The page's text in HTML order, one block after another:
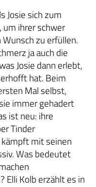
Josie sich zum
um ihrer schwer
zu erfüllen.
ja auch die
Josie dann erlebt,
hat. Beim
Mal selbst,
immer gehadert
ist neu: ihre
Tinder
mit seinen
Was bedeutet
Elli Kolb erzählt es in